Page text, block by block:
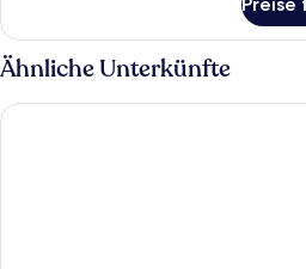
Ähnliche Unterkünfte
AC Hotel Sevilla Fórum by Marriott